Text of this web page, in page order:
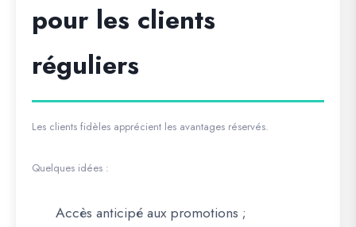
pour les clients
réguliers
Les clients fidèles apprécient les avantages réservés.
Quelques idées :
Accès anticipé aux promotions ;